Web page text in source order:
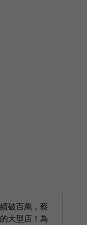
破百萬，蔡
大型店！為